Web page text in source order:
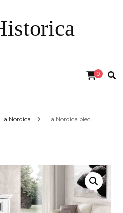
0
La Nordica
La Nordica piec